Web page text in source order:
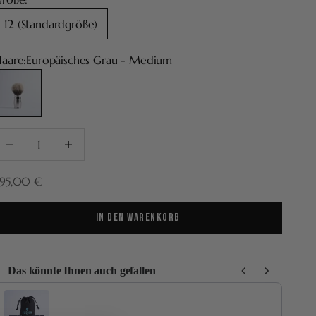
12 (Standardgröße)
Europäisches Grau - Medium
Anzahl verringernAnzahl erhöhen
€
IN DEN WARENKORB
Das könnte Ihnen auch gefallen
the Previous and Next buttons to navigate through product